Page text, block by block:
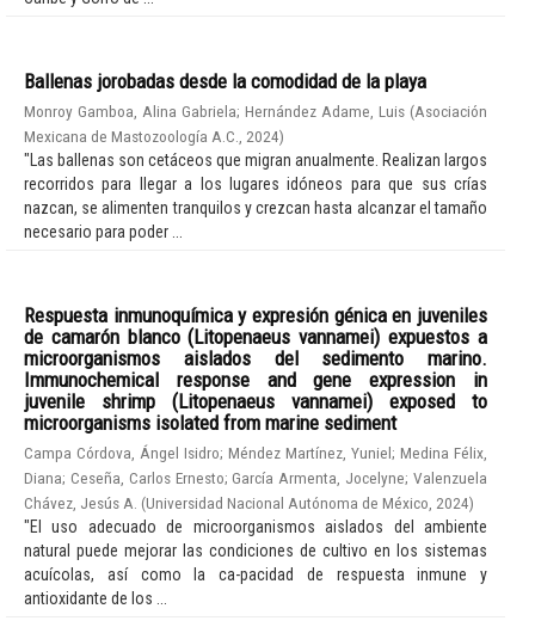
Ballenas jorobadas desde la comodidad de la playa
Monroy Gamboa, Alina Gabriela; Hernández Adame, Luis (Asociación
Mexicana de Mastozoología A.C.
2024)
"Las ballenas son cetáceos que migran anualmente. Realizan largos
recorridos para llegar a los lugares idóneos para que sus crías
nazcan, se alimenten tranquilos y crezcan hasta alcanzar el tamaño
necesario para poder ...
Respuesta inmunoquímica y expresión génica en juveniles
de camarón blanco (Litopenaeus vannamei) expuestos a
microorganismos aislados del sedimento marino.
Immunochemical response and gene expression in
juvenile shrimp (Litopenaeus vannamei) exposed to
microorganisms isolated from marine sediment
Campa Córdova, Ángel Isidro; Méndez Martínez, Yuniel; Medina Félix,
Diana; Ceseña, Carlos Ernesto;García Armenta, Jocelyne;Valenzuela
Chávez, Jesús A. (Universidad Nacional Autónoma de México 2024)
"El uso adecuado de microorganismos aislados del ambiente
natural puede mejorar las condiciones de cultivo en los sistemas
acuícolas, así como la ca-pacidad de respuesta inmune y
antioxidante de los ...